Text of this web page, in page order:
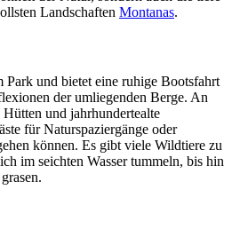
Landschaften Montanas.
und bietet eine ruhige Bootsfahrt
der umliegenden Berge. An
und jahrhundertealte
für Naturspaziergänge oder
können. Es gibt viele Wildtiere zu
im seichten Wasser tummeln, bis hin